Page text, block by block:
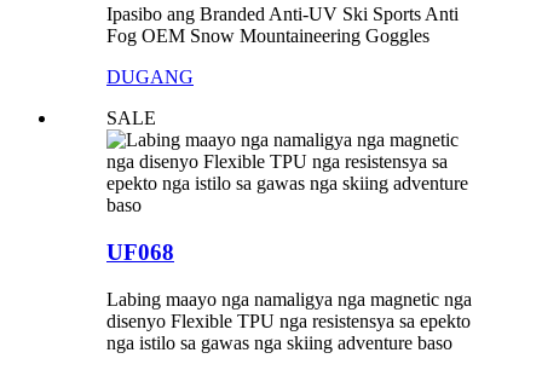
Ipasibo ang Branded Anti-UV Ski Sports Anti
Fog OEM Snow Mountaineering Goggles
DUGANG
SALE
UF068
Labing maayo nga namaligya nga magnetic nga
disenyo Flexible TPU nga resistensya sa epekto
nga istilo sa gawas nga skiing adventure baso